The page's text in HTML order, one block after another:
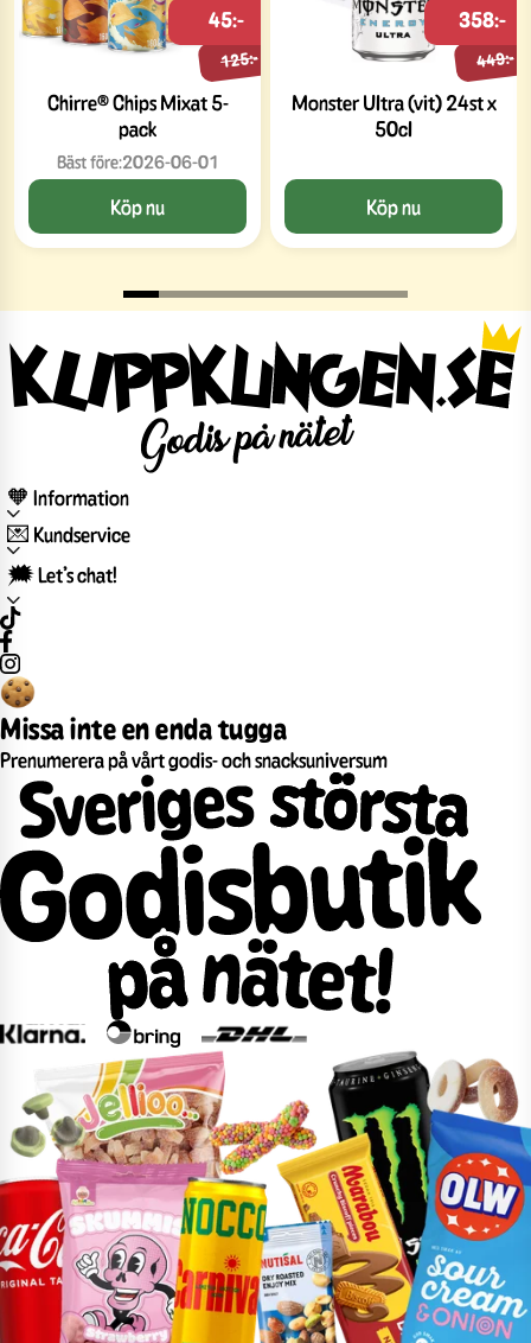
Chirre® Chips Mixat 5-
pack
125:-
45:-
Bäst före:2026-06-01
Köp nu
Monster Ultra (vit) 24st x
50cl
449:-
358:-
Köp nu
🧡 Information
💌 Kundservice
🗯️ Let’s chat!
Missa inte en enda tugga
Prenumerera på vårt godis- och snacksuniversum